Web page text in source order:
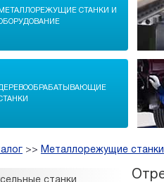
МЕТАЛЛОРЕЖУЩИЕ СТАНКИ И
>> Металлорежущие
станки